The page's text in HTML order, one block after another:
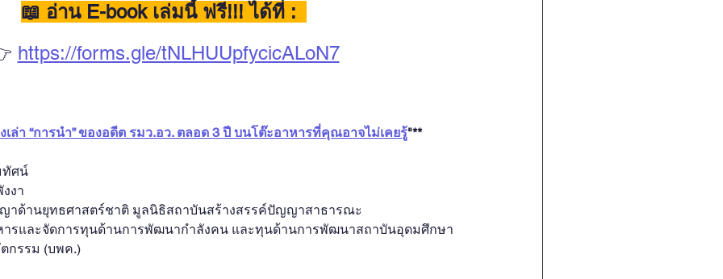
📖 อ่าน E-book เล่มนี้ ฟรี!!! ได้ที่ :
https://forms.gle/tNLHUUpfycicALoN7
เล่า “การนำ” ของอดีต รมว.อว. ตลอด 3 ปี บนโต๊ะอาหารที่คุณอาจไม่เคยรู้"**
ทัศน์
งา
าด้านยุทธศาสตร์ชาติ มูลนิธิสถาบันสร้างสรรค์ปัญญาสาธารณะ
ารและจัดการทุนด้านการพัฒนากำลังคน และทุนด้านการพัฒนาสถาบันอุดมศึกษา
กรรม (บพค.)